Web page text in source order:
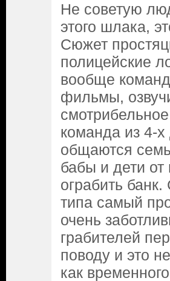
Не советую
этого шлака,
Сюжет
полицейские
вообще
фильмы,
команда из 4-
общаются
бабы и дети
ограбить
типа самый
очень
грабителей
поводу и это
как